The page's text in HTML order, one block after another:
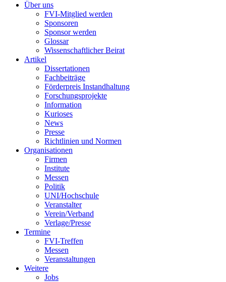
Über uns
FVI-Mitglied werden
Sponsoren
Sponsor werden
Glossar
Wissenschaftlicher Beirat
Artikel
Dissertationen
Fachbeiträge
Förderpreis Instandhaltung
Forschungsprojekte
Information
Kurioses
News
Presse
Richtlinien und Normen
Organisationen
Firmen
Institute
Messen
Politik
UNI/Hochschule
Veranstalter
Verein/Verband
Verlage/Presse
Termine
FVI-Treffen
Messen
Veranstaltungen
Weitere
Jobs